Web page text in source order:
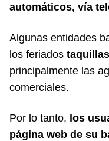
automáticos, vía
Algunas entidades
los feriados
principalmente las
comerciales.
Por lo tanto, los
página web de su